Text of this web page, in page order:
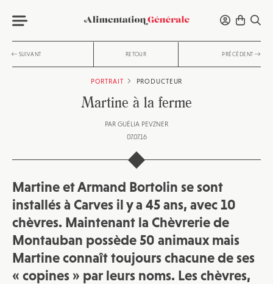
SUIVANT RETOUR PRÉCÉDENT
PORTRAIT PRODUCTEUR
Martine à la ferme
PAR GUÉLIA PEVZNER
07.07.16
Martine et Armand Bortolin se sont
installés à Carves il y a 45 ans, avec 10
chèvres. Maintenant la Chèvrerie de
Montauban possède 50 animaux mais
Martine connaît toujours chacune de ses
« copines » par leurs noms. Les chèvres,